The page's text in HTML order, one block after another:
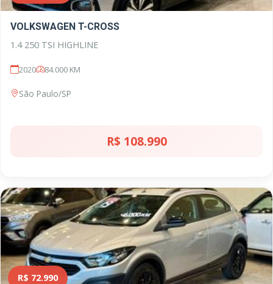
VOLKSWAGEN T-CROSS
1.4 250 TSI HIGHLINE
2020 84.000 KM
São Paulo/SP
R$ 108.990
R$ 72.990